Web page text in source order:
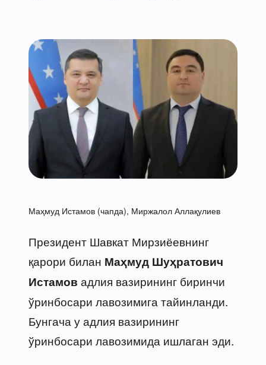
Маҳмуд Истамов (чапда), Миржалол Аллақулиев
Президент Шавкат Мирзиёевнинг
қарори билан Маҳмуд Шуҳратович
Истамов адлия вазирининг биринчи
ўринбосари лавозимига тайинланди.
Бунгача у адлия вазирининг
ўринбосари лавозимида ишлаган эди.